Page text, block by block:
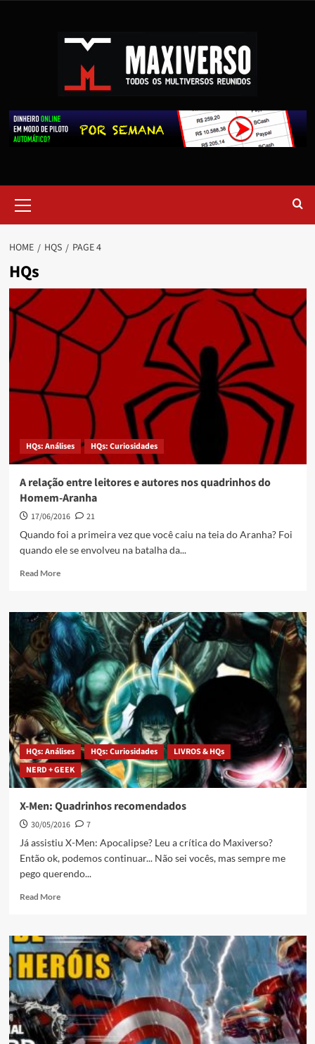
HOME HQS PAGE 4
HQs
HQs: Análises HQs: Curiosidades
A relação entre leitores e autores nos quadrinhos do
Homem-Aranha
17/06/2016
21
Quando foi a primeira vez que você caiu na teia do Aranha? Foi
quando ele se envolveu na batalha da...
Read More
HQs: Análises HQs: Curiosidades
LIVROS & HQs
NERD + GEEK
X-Men: Quadrinhos recomendados
30/05/2016
7
Já assistiu X-Men: Apocalipse? Leu a crítica do Maxiverso?
Então ok, podemos continuar... Não sei vocês, mas sempre me
pego querendo...
Read More